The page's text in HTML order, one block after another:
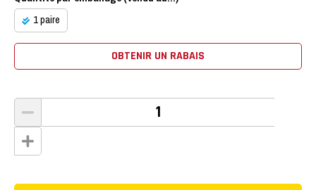
1 paire
OBTENIR UN RABAIS